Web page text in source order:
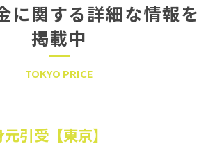
に関する詳細な情報を
掲載中
TOKYO PRICE
引受【東京】